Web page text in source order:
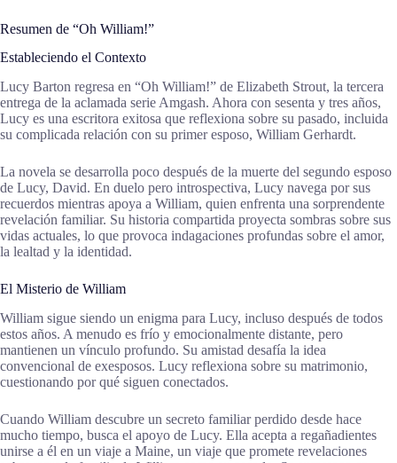
Resumen de “Oh William!”
Estableciendo el Contexto
Lucy Barton regresa en “Oh William!” de Elizabeth Strout, la tercera
entrega de la aclamada serie Amgash. Ahora con sesenta y tres años,
Lucy es una escritora exitosa que reflexiona sobre su pasado, incluida
su complicada relación con su primer esposo, William Gerhardt.
La novela se desarrolla poco después de la muerte del segundo esposo
de Lucy, David. En duelo pero introspectiva, Lucy navega por sus
recuerdos mientras apoya a William, quien enfrenta una sorprendente
revelación familiar. Su historia compartida proyecta sombras sobre sus
vidas actuales, lo que provoca indagaciones profundas sobre el amor,
la lealtad y la identidad.
El Misterio de William
William sigue siendo un enigma para Lucy, incluso después de todos
estos años. A menudo es frío y emocionalmente distante, pero
mantienen un vínculo profundo. Su amistad desafía la idea
convencional de exesposos. Lucy reflexiona sobre su matrimonio,
cuestionando por qué siguen conectados.
Cuando William descubre un secreto familiar perdido desde hace
mucho tiempo, busca el apoyo de Lucy. Ella acepta a regañadientes
unirse a él en un viaje a Maine, un viaje que promete revelaciones